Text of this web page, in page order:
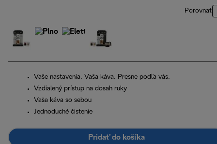
Porovnať
Vaše nastavenia. Vaša káva. Presne podľa vás.
Vzdialený prístup na dosah ruky
Vaša káva so sebou
Jednoduché čistenie
Pridať do košíka